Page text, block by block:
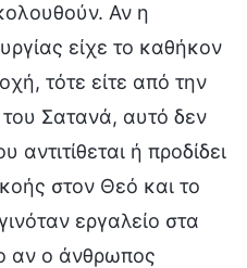
Αν η
είχε το καθήκον
τότε είτε από την
Σατανά, αυτό δεν
αντιτίθεται ή προδίδει
στον Θεό και το
εργαλείο στα
αν ο άνθρωπος